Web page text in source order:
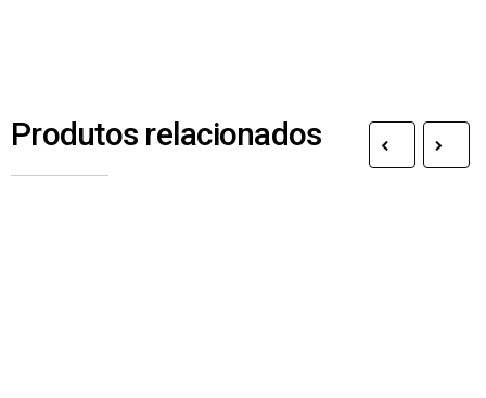
Produtos relacionados